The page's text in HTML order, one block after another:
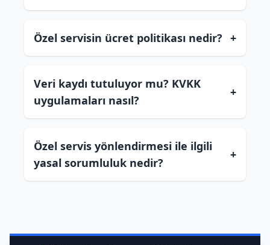
Özel servisin ücret politikası nedir? +
Veri kaydı tutuluyor mu? KVKK
uygulamaları nasıl?
+
Özel servis yönlendirmesi ile ilgili
yasal sorumluluk nedir?
+